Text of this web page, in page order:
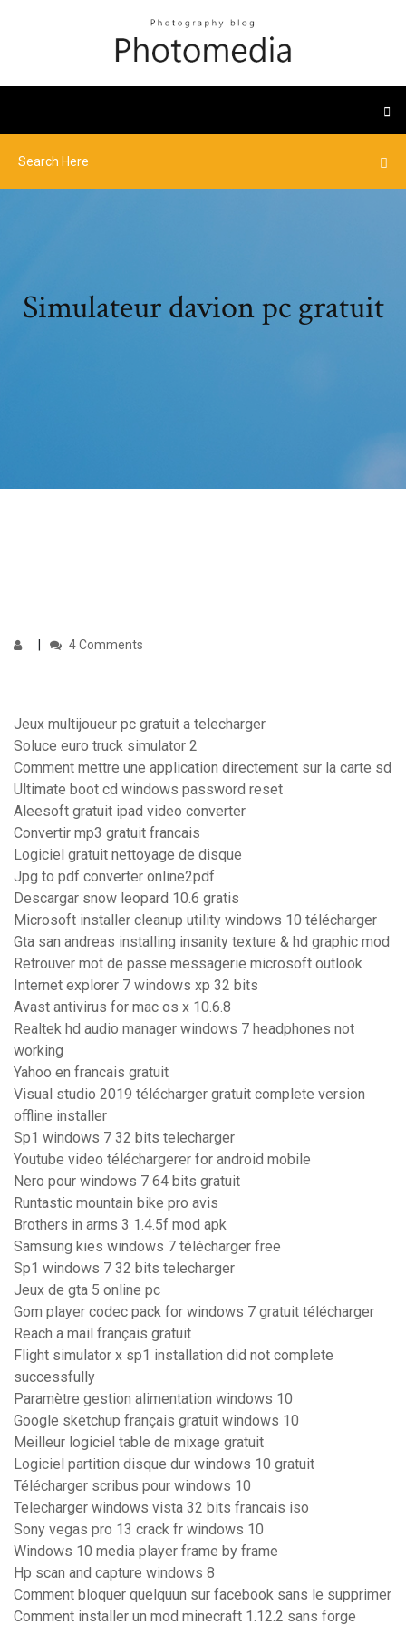
Simulateur davion pc gratuit
4 Comments
Jeux multijoueur pc gratuit a telecharger
Soluce euro truck simulator 2
Comment mettre une application directement sur la carte sd
Ultimate boot cd windows password reset
Aleesoft gratuit ipad video converter
Convertir mp3 gratuit francais
Logiciel gratuit nettoyage de disque
Jpg to pdf converter online2pdf
Descargar snow leopard 10.6 gratis
Microsoft installer cleanup utility windows 10 télécharger
Gta san andreas installing insanity texture & hd graphic mod
Retrouver mot de passe messagerie microsoft outlook
Internet explorer 7 windows xp 32 bits
Avast antivirus for mac os x 10.6.8
Realtek hd audio manager windows 7 headphones not
working
Yahoo en francais gratuit
Visual studio 2019 télécharger gratuit complete version
offline installer
Sp1 windows 7 32 bits telecharger
Youtube video téléchargerer for android mobile
Nero pour windows 7 64 bits gratuit
Runtastic mountain bike pro avis
Brothers in arms 3 1.4.5f mod apk
Samsung kies windows 7 télécharger free
Sp1 windows 7 32 bits telecharger
Jeux de gta 5 online pc
Gom player codec pack for windows 7 gratuit télécharger
Reach a mail français gratuit
Flight simulator x sp1 installation did not complete
successfully
Paramètre gestion alimentation windows 10
Google sketchup français gratuit windows 10
Meilleur logiciel table de mixage gratuit
Logiciel partition disque dur windows 10 gratuit
Télécharger scribus pour windows 10
Telecharger windows vista 32 bits francais iso
Sony vegas pro 13 crack fr windows 10
Windows 10 media player frame by frame
Hp scan and capture windows 8
Comment bloquer quelquun sur facebook sans le supprimer
Comment installer un mod minecraft 1.12.2 sans forge